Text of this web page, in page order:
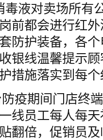
毒液对卖场所有
前都会进行红
防护装备，各
银线温馨提示
措施落实到每
疫期间门店终
线员工每人每
翻倍，促销员